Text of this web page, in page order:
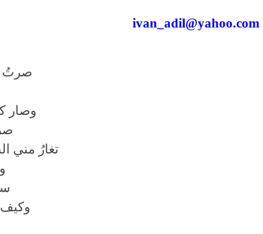
ivan_adil@yahoo.com
صرتُ
وصار
تغارُ مني
وكيف